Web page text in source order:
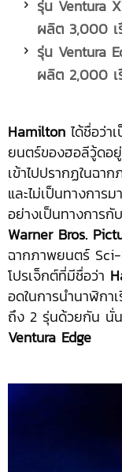
รุ่น Ventura
ผลิต 3,000 เ
รุ่น Ventura
ผลิต 2,000 เ
Hamilton ได้ชื่อว่
ยนตร์ของฮอลีวู้ดอ
เข้าไปปรากฏในฉา
และไม่เป็นทางกา
อย่างเป็นทางการกับ
Warner Bros.
ฉากภาพยนตร์
โปรเจ็กต์ที่มีชื่อว่า
อดในการนำนาฬิก
ถึง 2 รุ่นด้วยกัน นั่
Ventura Edge